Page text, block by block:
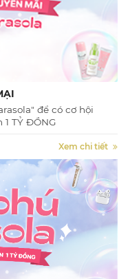
để có cơ hội
TỶ ĐỒNG
Xem chi tiết